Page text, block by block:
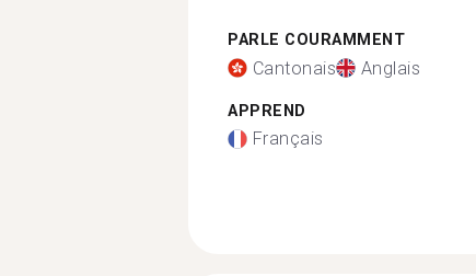
PARLE COURAMMENT
Cantonais Anglais
APPREND
Français